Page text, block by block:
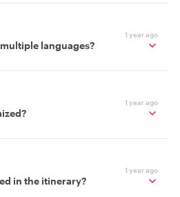
1 year ago
languages?
1 year ago
1 year ago
in the itinerary?